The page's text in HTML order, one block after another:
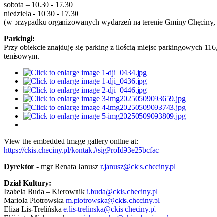
sobota – 10.30 - 17.30
niedziela - 10.30 - 17.30
(w przypadku organizowanych wydarzeń na terenie Gminy
Parkingi:
Przy obiekcie znajduję się parking z ilością miejsc parkingowych
tenisowym.
View the embedded image gallery online at:
https://ckis.checiny.pl/kontakt#sigProId93e25bcfac
Dyrektor - mgr Renata Janusz r.janusz@ckis.checiny.pl
Dział Kultury:
Izabela Buda – Kierownik i.buda@ckis.checiny.pl
Mariola Piotrowska m.piotrowska@ckis.checiny.pl
Eliza Lis-Trelińska e.lis-trelinska@ckis.checiny.pl